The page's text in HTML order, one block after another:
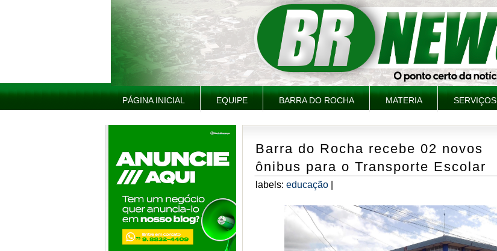
PÁGINA INICIAL EQUIPE BARRA DO ROCHA MATERIA SERVIÇOS
Barra do Rocha recebe 02 novos
ônibus para o Transporte Escolar
labels: educação